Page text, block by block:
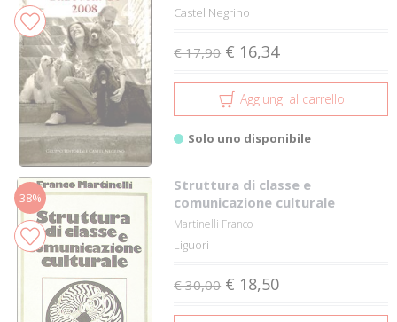
Castel Negrino
€ 17,90 € 16,34
Aggiungi al carrello
Solo uno disponibile
38%
Struttura di classe e
comunicazione culturale
Martinelli Franco
Liguori
€ 30,00 € 18,50